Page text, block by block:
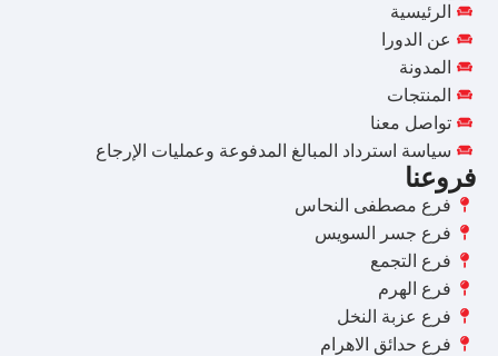
الرئيسية
عن الدورا
المدونة
المنتجات
تواصل معنا
سياسة استرداد المبالغ المدفوعة وعمليات الإرجاع
فروعنا
فرع مصطفى النحاس
فرع جسر السويس
فرع التجمع
فرع الهرم
فرع عزبة النخل
فرع حدائق الاهرام